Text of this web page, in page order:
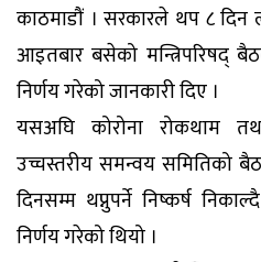
काठमाडौं । सरकारले थप ८ दिन
आइतबार बसेको मन्त्रिपरिषद्
निर्णय गरेको जानकारी दिए ।
यसअघि कोरोना रोकथाम
उच्चस्तरीय समन्वय समितिको
दिनसम्म थप्नुपर्ने निष्कर्ष
निर्णय गरेको थियो ।